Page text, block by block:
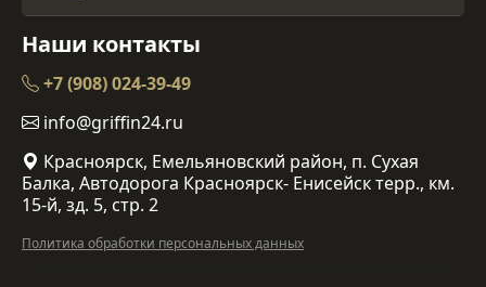
Наши контакты
+7 (908) 024-39-49
info@griffin24.ru
Красноярск, Емельяновский район, п. Сухая
Балка, Автодорога Красноярск- Енисейск терр., км.
15-й, зд. 5, стр. 2
Политика обработки персональных данных